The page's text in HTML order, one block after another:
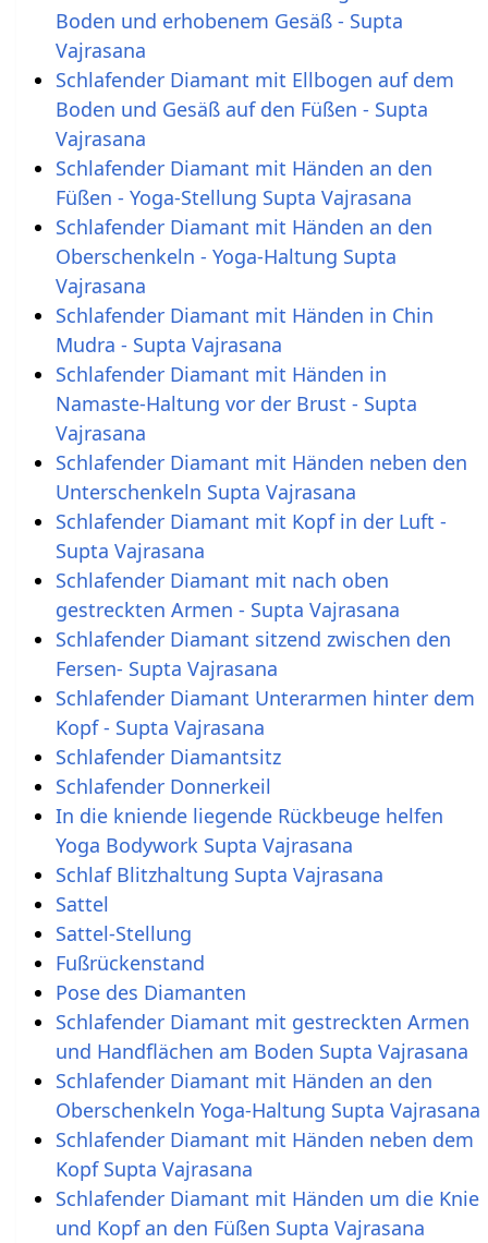
Boden und erhobenem Gesäß - Supta
Vajrasana
Schlafender Diamant mit Ellbogen auf dem
Boden und Gesäß auf den Füßen - Supta
Vajrasana
Schlafender Diamant mit Händen an den
Füßen - Yoga-Stellung Supta Vajrasana
Schlafender Diamant mit Händen an den
Oberschenkeln - Yoga-Haltung Supta
Vajrasana
Schlafender Diamant mit Händen in Chin
Mudra - Supta Vajrasana
Schlafender Diamant mit Händen in
Namaste-Haltung vor der Brust - Supta
Vajrasana
Schlafender Diamant mit Händen neben den
Unterschenkeln Supta Vajrasana
Schlafender Diamant mit Kopf in der Luft -
Supta Vajrasana
Schlafender Diamant mit nach oben
gestreckten Armen - Supta Vajrasana
Schlafender Diamant sitzend zwischen den
Fersen- Supta Vajrasana
Schlafender Diamant Unterarmen hinter dem
Kopf - Supta Vajrasana
Schlafender Diamantsitz
Schlafender Donnerkeil
In die kniende liegende Rückbeuge helfen
Yoga Bodywork Supta Vajrasana
Schlaf Blitzhaltung Supta Vajrasana
Sattel
Sattel-Stellung
Fußrückenstand
Pose des Diamanten
Schlafender Diamant mit gestreckten Armen
und Handflächen am Boden Supta Vajrasana
Schlafender Diamant mit Händen an den
Oberschenkeln Yoga-Haltung Supta Vajrasana
Schlafender Diamant mit Händen neben dem
Kopf Supta Vajrasana
Schlafender Diamant mit Händen um die Knie
und Kopf an den Füßen Supta Vajrasana